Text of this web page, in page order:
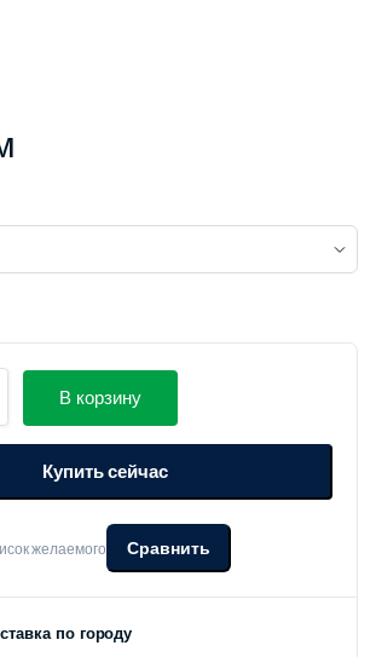
В корзину
Купить сейчас
желаемого Сравнить
по городу